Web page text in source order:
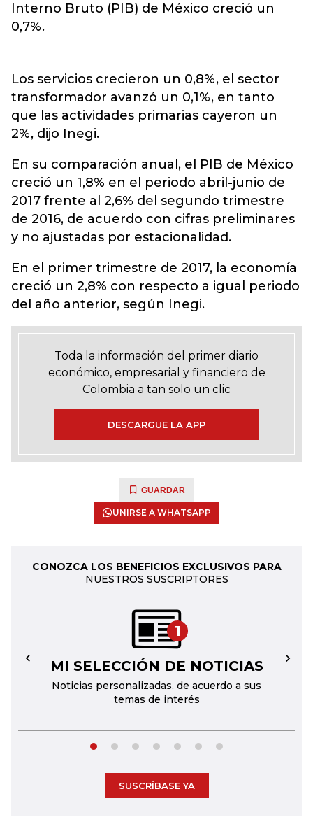
Interno Bruto (PIB) de México creció un
0,7%.
Los servicios crecieron un 0,8%, el sector
transformador avanzó un 0,1%, en tanto
que las actividades primarias cayeron un
2%, dijo Inegi.
En su comparación anual, el PIB de México
creció un 1,8% en el periodo abril-junio de
2017 frente al 2,6% del segundo trimestre
de 2016, de acuerdo con cifras preliminares
y no ajustadas por estacionalidad.
En el primer trimestre de 2017, la economía
creció un 2,8% con respecto a igual periodo
del año anterior, según Inegi.
Toda la información del primer diario
económico, empresarial y financiero de
Colombia a tan solo un clic
DESCARGUE LA APP
GUARDAR
UNIRSE A WHATSAPP
CONOZCA LOS BENEFICIOS EXCLUSIVOS PARA
NUESTROS SUSCRIPTORES
1
MI SELECCIÓN DE NOTICIAS
Noticias personalizadas, de acuerdo a sus
temas de interés
← →
SUSCRÍBASE YA